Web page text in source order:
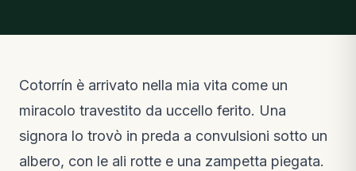
Cotorrín è arrivato nella mia vita come un
miracolo travestito da uccello ferito. Una
signora lo trovò in preda a convulsioni sotto un
albero, con le ali rotte e una zampetta piegata.